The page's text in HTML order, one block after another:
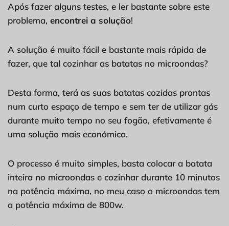
Após fazer alguns testes, e ler bastante sobre este
problema, encontrei a solução!
A solução é muito fácil e bastante mais rápida de
fazer, que tal cozinhar as batatas no microondas?
Desta forma, terá as suas batatas cozidas prontas
num curto espaço de tempo e sem ter de utilizar gás
durante muito tempo no seu fogão, efetivamente é
uma solução mais económica.
O processo é muito simples, basta colocar a batata
inteira no microondas e cozinhar durante 10 minutos
na potência máxima, no meu caso o microondas tem
a potência máxima de 800w.